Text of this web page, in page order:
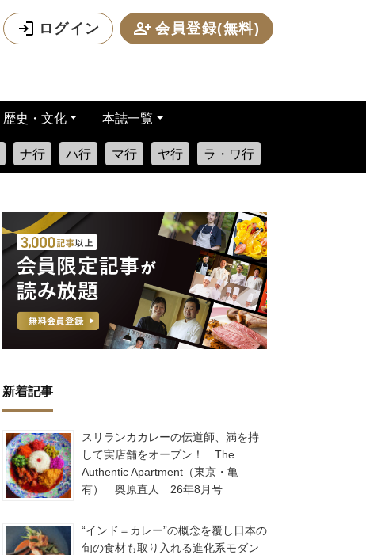
ログイン 会員登録(無料)
歴史・文化 本誌一覧
ナ行 ハ行 マ行 ヤ行 ラ・ワ行
新着記事
スリランカカレーの伝道師、満を持
して実店舗をオープン！ The
Authentic Apartment（東京・亀
有） 奥原直人 26年8月号
“インド＝カレー”の概念を覆し日本の
旬の食材も取り入れる進化系モダン